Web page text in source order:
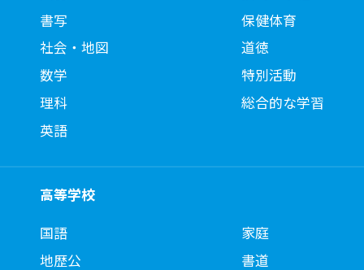
書写
社会・地図
数学
理科
英語
保健体育
道徳
特別活動
総合的な学習
高等学校
国語
地歴公
家庭
書道